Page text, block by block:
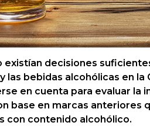
existían decisiones
las bebidas alcohólicas en
en cuenta para evaluar la
base en marcas anteriores
con contenido alcohólico.